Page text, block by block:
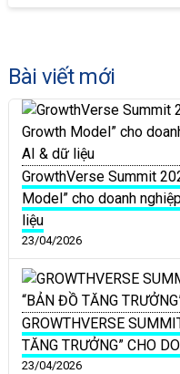
Bài viết mới
GrowthVerse Summit
Model” cho doanh
liệu
23/04/2026
GROWTHVERSE
TĂNG TRƯỞNG” CHO
23/04/2026